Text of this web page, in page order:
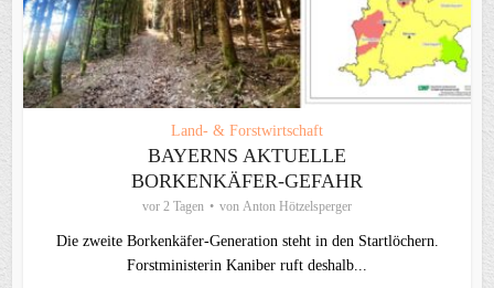
Land- & Forstwirtschaft
BAYERNS AKTUELLE
BORKENKÄFER-GEFAHR
vor 2 Tagen von Anton Hötzelsperger
Die zweite Borkenkäfer-Generation steht in den Startlöchern.
Forstministerin Kaniber ruft deshalb...